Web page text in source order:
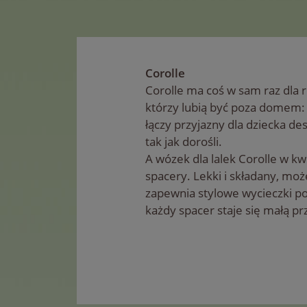
Corolle
Corolle ma coś w sam raz dla
którzy lubią być poza
łączy przyjazny dla dziecka
tak jak dorośli.
A wózek dla lalek Corolle w
spacery. Lekki i składany,
zapewnia stylowe wycieczki
każdy spacer staje się małą